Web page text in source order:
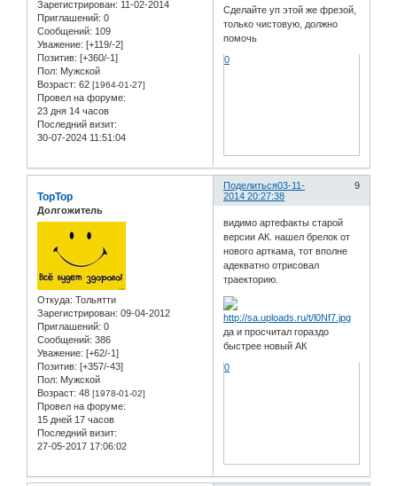
Зарегистрирован: 11-02-2014
Приглашений: 0
Сообщений: 109
Уважение: [+119/-2]
Позитив: [+360/-1]
Пол: Мужской
Возраст: 62 [1964-01-27]
Провел на форуме:
23 дня 14 часов
Последний визит:
30-07-2024 11:51:04
Сделайте уп этой же фрезой,
только чистовую, должно
помочь
0
Поделиться 9
03-11-
2014 20:27:38
TopTop
Долгожитель
Откуда: Тольятти
Зарегистрирован: 09-04-2012
Приглашений: 0
Сообщений: 386
Уважение: [+62/-1]
Позитив: [+357/-43]
Пол: Мужской
Возраст: 48 [1978-01-02]
Провел на форуме:
15 дней 17 часов
Последний визит:
27-05-2017 17:06:02
видимо артефакты старой
версии АК. нашел брелок от
нового арткама, тот вполне
адекватно отрисовал
траекторию.
да и просчитал гораздо
быстрее новый АК
0